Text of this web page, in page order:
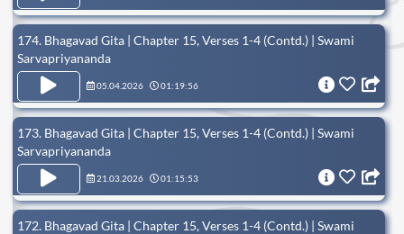
174. Bhagavad Gita | Chapter 15, Verses 1-4 (Contd.) | Swami
Sarvapriyananda
05.04.2026 01:19:56
173. Bhagavad Gita | Chapter 15, Verses 1-4 (Contd.) | Swami
Sarvapriyananda
21.03.2026 01:15:53
172. Bhagavad Gita | Chapter 15, Verses 1-4 (Contd.) | Swami